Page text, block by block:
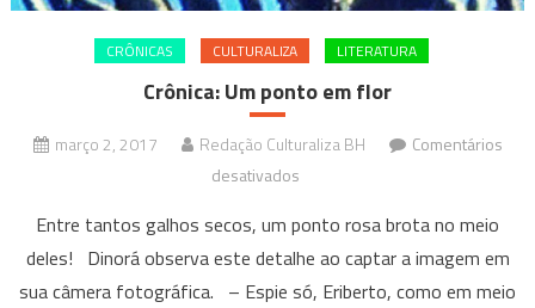
CRÔNICAS CULTURALIZA LITERATURA
Crônica: Um ponto em flor
março 2, 2017 Redação Culturaliza BH
Comentários
desativados
Um
ponto
em
Entre tantos galhos secos, um ponto rosa brota no meio
deles! Dinorá observa este detalhe ao captar a imagem em
sua câmera fotográfica. – Espie só, Eriberto, como em meio